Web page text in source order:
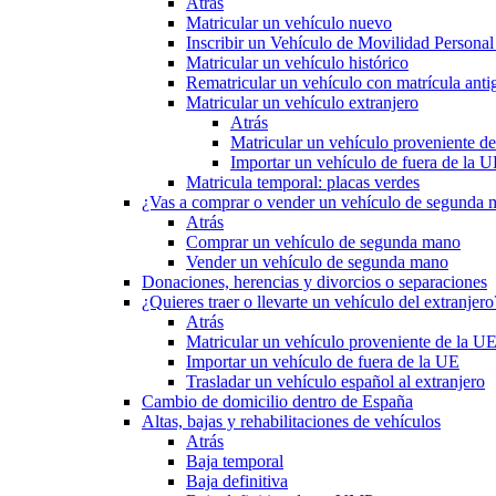
Matricular un vehículo nuevo
Inscribir un Vehículo de Movilidad
Matricular un vehículo histórico
Rematricular un vehículo con matrícula
Matricular un vehículo extranjero
Atrás
Matricular un vehículo proveniente
Importar un vehículo de fuera de la
Matricula temporal: placas verdes
¿Vas a comprar o vender un vehículo de segunda
Atrás
Comprar un vehículo de segunda mano
Vender un vehículo de segunda mano
Donaciones, herencias y divorcios o separaciones
¿Quieres traer o llevarte un vehículo del
Atrás
Matricular un vehículo proveniente de la UE
Importar un vehículo de fuera de la UE
Trasladar un vehículo español al extranjero
Cambio de domicilio dentro de España
Altas, bajas y rehabilitaciones de vehículos
Atrás
Baja temporal
Baja definitiva